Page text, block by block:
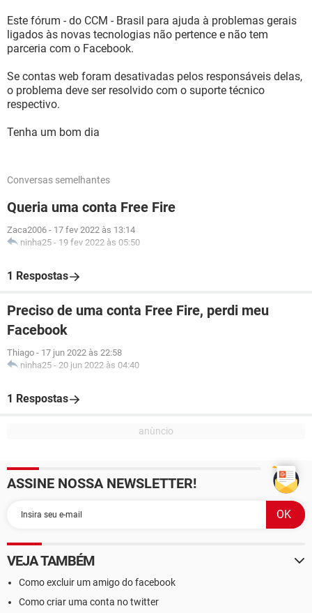
Este fórum - do CCM - Brasil para ajuda à problemas gerais
ligados às novas tecnologias não pertence e não tem
parceria com o Facebook.
Se contas web foram desativadas pelos responsáveis delas,
o problema deve ser resolvido com o suporte técnico
respectivo.
Tenha um bom dia
Conversas semelhantes
Queria uma conta Free Fire
Zaca2006 - 17 fev 2022 às 13:14
ninha25 - 19 fev 2022 às 05:50
1 Respostas
Preciso de uma conta Free Fire, perdi meu
Facebook
Thiago - 17 jun 2022 às 22:58
ninha25 - 20 jun 2022 às 04:40
1 Respostas
ASSINE NOSSA NEWSLETTER!
VEJA TAMBÉM
Como excluir um amigo do facebook
Como criar uma conta no twitter